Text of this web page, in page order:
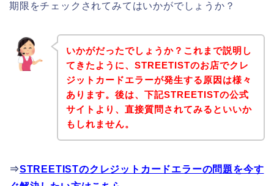
期限をチェックされてみてはいかがでしょうか？
いかがだったでしょうか？これまで説明し
てきたように、STREETISTのお店でクレ
ジットカードエラーが発生する原因は様々
あります。後は、下記STREETISTの公式
サイトより、直接質問されてみるといいか
もしれません。
⇒STREETISTのクレジットカードエラーの問題を今す